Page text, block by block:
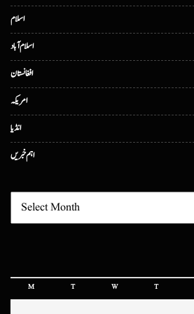
اسلام
اسلام آباد
افغانستان
امریکہ
انڈیا
اہم خبریں
M T W T